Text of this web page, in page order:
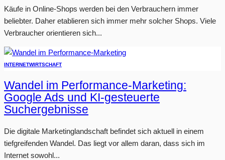
Käufe in Online-Shops werden bei den Verbrauchern immer
beliebter. Daher etablieren sich immer mehr solcher Shops. Viele
Verbraucher orientieren sich...
INTERNETWIRTSCHAFT
Wandel im Performance-Marketing:
Google Ads und KI-gesteuerte
Suchergebnisse
Die digitale Marketinglandschaft befindet sich aktuell in einem
tiefgreifenden Wandel. Das liegt vor allem daran, dass sich im
Internet sowohl...